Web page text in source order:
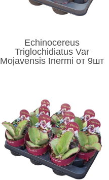
Echinocereus
Triglochidiatus Var
Mojavensis Inermi от 9шт